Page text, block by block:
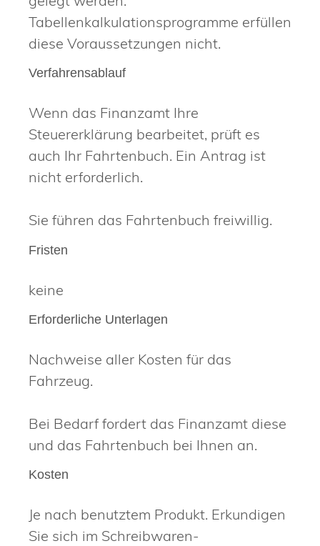
Tabellenkalkulationsprogramme erfüllen
diese Voraussetzungen nicht.
Verfahrensablauf
Wenn das Finanzamt Ihre
Steuererklärung bearbeitet, prüft es
auch Ihr Fahrtenbuch. Ein Antrag ist
nicht erforderlich.
Sie führen das Fahrtenbuch freiwillig.
Fristen
keine
Erforderliche Unterlagen
Nachweise aller Kosten für das
Fahrzeug.
Bei Bedarf fordert das Finanzamt diese
und das Fahrtenbuch bei Ihnen an.
Kosten
Je nach benutztem Produkt. Erkundigen
Sie sich im Schreibwaren-